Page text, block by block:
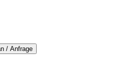
/ Anfrage